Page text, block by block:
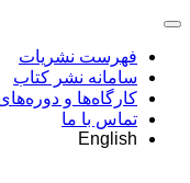
فهرست نشریات
سامانه نشر کتاب
کارگاه‌ها و
تماس با ما
English